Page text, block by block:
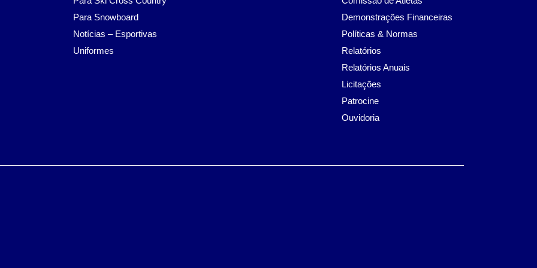
Para Snowboard
Notícias – Esportivas
Uniformes
Demonstrações Financeiras
Políticas & Normas
Relatórios
Relatórios Anuais
Licitações
Patrocine
Ouvidoria